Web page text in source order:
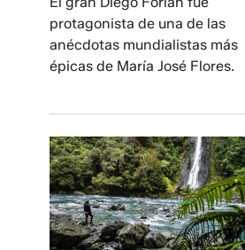
protagonista de una de las
anécdotas mundialistas más
épicas de María José Flores.